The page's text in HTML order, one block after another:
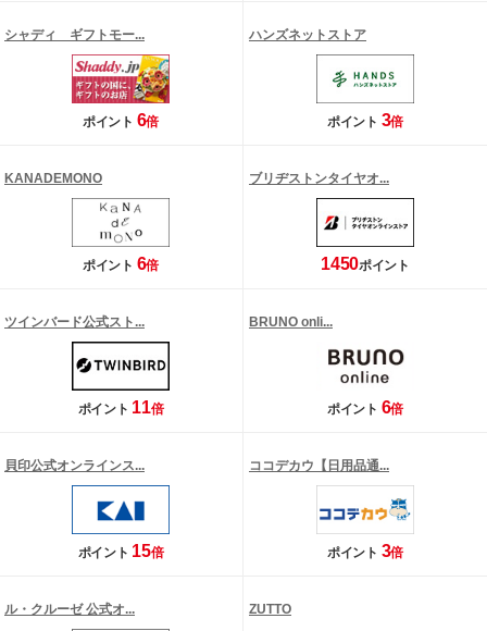
シャディ ギフトモー...
ポイント 6倍
ハンズネットストア
ポイント 3倍
KANADEMONO
ポイント 6倍
ブリヂストンタイヤオ...
1450ポイント
ツインバード公式スト...
ポイント 11倍
BRUNO onli...
ポイント 6倍
貝印公式オンラインス...
ポイント 15倍
ココデカウ【日用品通...
ポイント 3倍
ル・クルーゼ 公式オ... ZUTTO